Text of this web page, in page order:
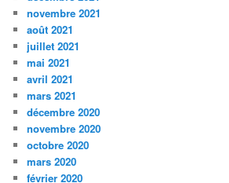
novembre 2021
août 2021
juillet 2021
mai 2021
avril 2021
mars 2021
décembre 2020
novembre 2020
octobre 2020
mars 2020
février 2020